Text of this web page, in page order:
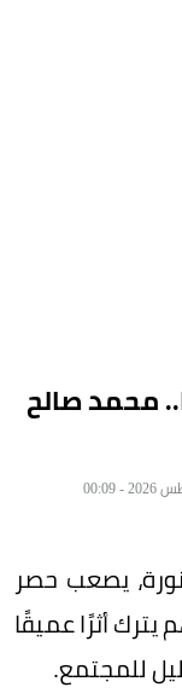
محمد صالح
يصعب حصر
أثرًا عميقًا
للمجتمع.